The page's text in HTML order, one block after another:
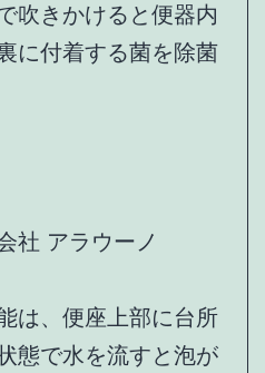
吹きかけると便器内
に付着する菌を除菌
社 アラウーノ
は、便座上部に台所
態で水を流すと泡が